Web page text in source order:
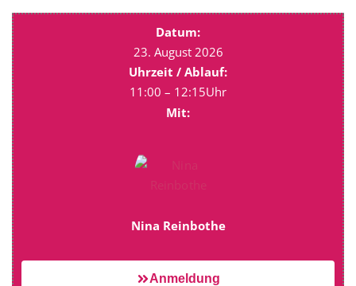
Datum:
23. August 2026
Uhrzeit / Ablauf:
11:00 – 12:15Uhr
Mit:
Nina Reinbothe
Anmeldung